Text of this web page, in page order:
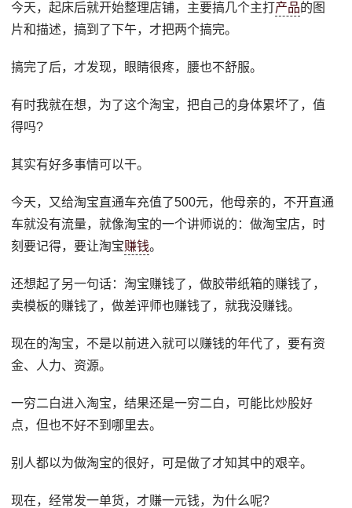
今天，起床后就开始整理店铺，主要搞几个主打产品的图
片和描述，搞到了下午，才把两个搞完。
搞完了后，才发现，眼睛很疼，腰也不舒服。
有时我就在想，为了这个淘宝，把自己的身体累坏了，值
得吗?
其实有好多事情可以干。
今天，又给淘宝直通车充值了500元，他母亲的，不开直通
车就没有流量，就像淘宝的一个讲师说的：做淘宝店，时
刻要记得，要让淘宝赚钱。
还想起了另一句话：淘宝赚钱了，做胶带纸箱的赚钱了，
卖模板的赚钱了，做差评师也赚钱了，就我没赚钱。
现在的淘宝，不是以前进入就可以赚钱的年代了，要有资
金、人力、资源。
一穷二白进入淘宝，结果还是一穷二白，可能比炒股好
点，但也不好不到哪里去。
别人都以为做淘宝的很好，可是做了才知其中的艰辛。
现在，经常发一单货，才赚一元钱，为什么呢?